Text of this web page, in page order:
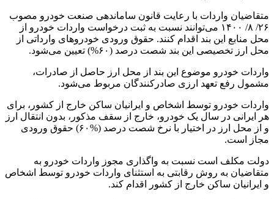
متقاضیان واردات با رعایت قانون ساماندهی صنعت خودرو مصوب
۲۶/ ۸/ ۱۴۰۰ می‌توانند نسبت به ثبت درخواست واردات خودرو از
محل منابع این بند اقدام کنند. حقوق ورودی خودروهای وارداتی از
محل ارز تخصیصی این بند شصت درصد (۶۰%) تعیین می‌شود.
واردات خودرو موضوع این بند از محل ارز حاصل از صادرات،
مشمول رفع تعهد ارزی صادرکنندگان مربوط می‌شود.
واردات خودرو توسط اشخاص و ایرانیان ساکن خارج از کشور، برای
هر ایرانی در سال یک خودرو، خارج از سقف مذکور، بدون انتقال ارز
و از محل ارز در اختیار با نرخ شصت درصد (%۶۰) حقوق ورودی
مجاز است.
دولت مکلف است نسبت به واگذاری مجوز واردات خودرو به
متقاضیان به روش رقابتی به استثنای واردات خودرو توسط اشخاص
و ایرانیان ساکن خارج از کشور اقدام کند.